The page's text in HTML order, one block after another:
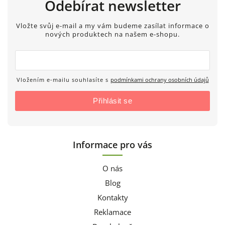
Odebírat newsletter
Vložte svůj e-mail a my vám budeme zasílat informace o
nových produktech na našem e-shopu.
Vložením e-mailu souhlasíte s podmínkami ochrany osobních údajů
Přihlásit se
Informace pro vás
O nás
Blog
Kontakty
Reklamace